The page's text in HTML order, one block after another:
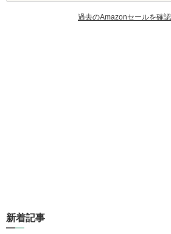
過去のAmazonセールを確
新着記事